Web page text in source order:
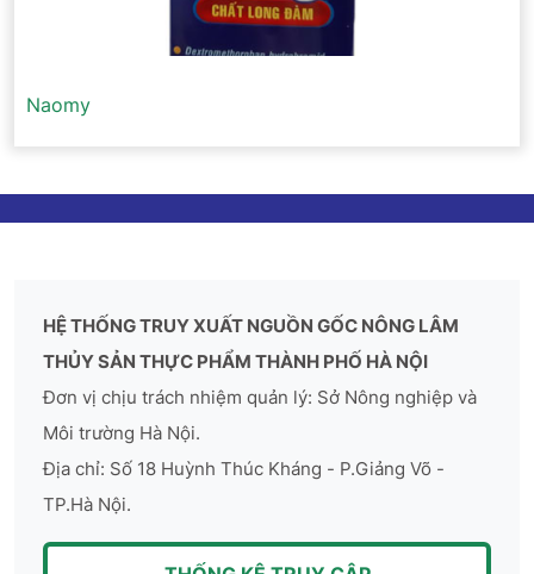
Naomy
HỆ THỐNG TRUY XUẤT NGUỒN GỐC NÔNG LÂM
THỦY SẢN THỰC PHẨM THÀNH PHỐ HÀ NỘI
Đơn vị chịu trách nhiệm quản lý: Sở Nông nghiệp và
Môi trường Hà Nội.
Địa chỉ: Số 18 Huỳnh Thúc Kháng - P.Giảng Võ -
TP.Hà Nội.